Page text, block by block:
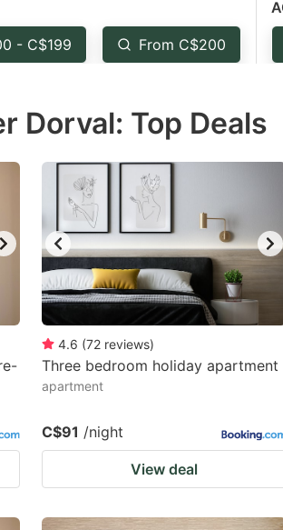
key
get
keyboard
shortcuts
for
changing
dates.
- C$199 From C$200
Dorval: Top Deals
4.6 (72 reviews)
Three bedroom holiday apartment
apartment
C$91 /night
View deal